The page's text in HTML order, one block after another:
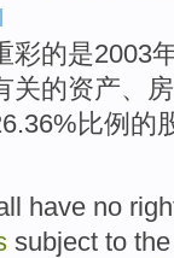
彩的是2003
关的资产、
比例的
have no
subject to